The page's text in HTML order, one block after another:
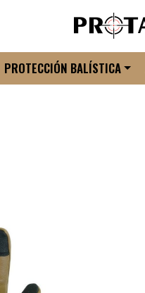
PROTECCIÓN BALÍSTICA